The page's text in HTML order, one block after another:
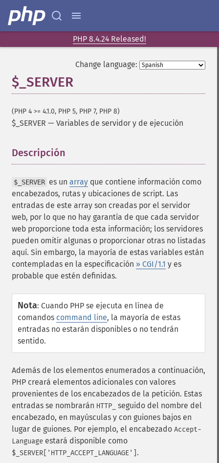
PHP 8.4.24 Released!
Change language:
$_SERVER
(PHP 4 >= 4.1.0, PHP 5, PHP 7, PHP 8)
$_SERVER — Variables de servidor y de ejecución
Descripción
$_SERVER es un array que contiene información como
encabezados, rutas y ubicaciones de script. Las
entradas de este array son creadas por el servidor
web, por lo que no hay garantía de que cada servidor
web proporcione toda esta información; los servidores
pueden omitir algunas o proporcionar otras no listadas
aquí. Sin embargo, la mayoría de estas variables están
contempladas en la especificación » CGI/1.1 y es
probable que estén definidas.
Nota: Cuando PHP se ejecuta en línea de
comandos command line, la mayoría de estas
entradas no estarán disponibles o no tendrán
sentido.
Además de los elementos enumerados a continuación,
PHP creará elementos adicionales con valores
provenientes de los encabezados de la petición. Estas
entradas se nombrarán HTTP_
seguido del nombre del
encabezado, en mayúsculas y con guiones bajos en
lugar de guiones. Por ejemplo, el encabezado Accept-
Language estará disponible como
$_SERVER['HTTP_ACCEPT_LANGUAGE'] .